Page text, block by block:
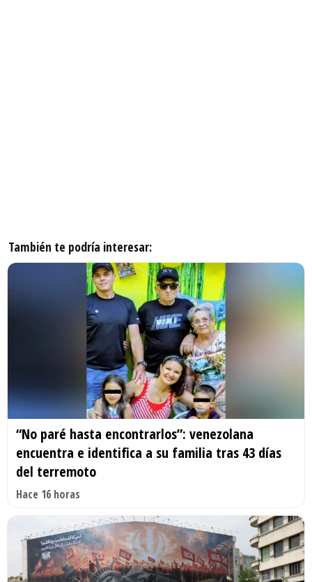
También te podría interesar:
“No paré hasta encontrarlos”: venezolana
encuentra e identifica a su familia tras 43 días
del terremoto
Hace 16 horas